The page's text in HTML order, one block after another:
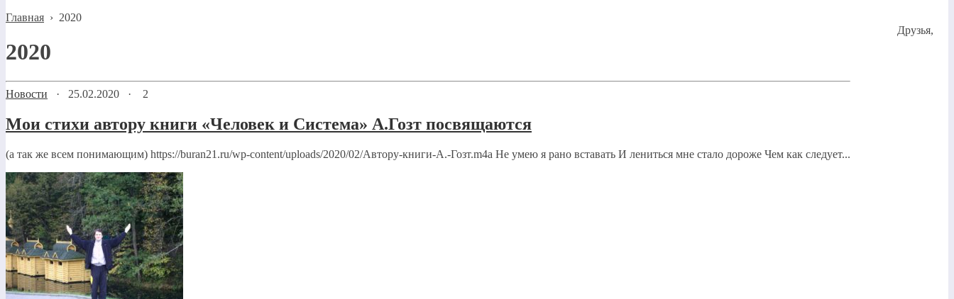
Главная › 2020
2020
Новости · 25.02.2020 · 2
Мои стихи автору книги «Человек и Система» А.Гозт посвящаются
(а так же всем понимающим) https://buran21.ru/wp-content/uploads/2020/02/Автору-книги-А.-Гозт.m4a Не умею я рано вставать И лениться мне стало дороже Чем как следует...
Друзья,